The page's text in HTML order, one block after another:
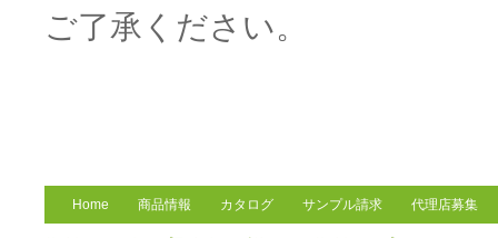
ご了承ください。
Home 商品情報 カタログ サンプル請求 代理店募集